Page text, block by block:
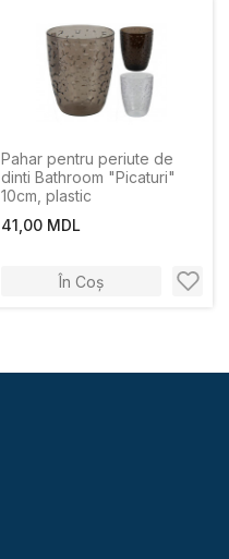
Pahar pentru periute de
dinti Bathroom "Picaturi"
10cm, plastic
41,00 MDL
În Coș